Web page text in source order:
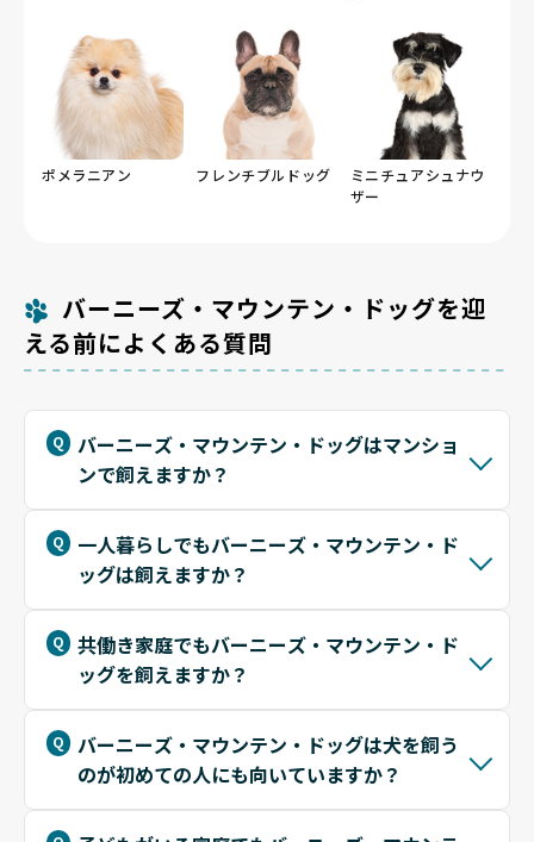
ポメラニアン フレンチブルドッグ
ミニチュアシュナウ
ザー
バーニーズ・マウンテン・ドッグを迎
える前によくある質問
バーニーズ・マウンテン・ドッグはマンショ
ンで飼えますか？
一人暮らしでもバーニーズ・マウンテン・ド
ッグは飼えますか？
共働き家庭でもバーニーズ・マウンテン・ド
ッグを飼えますか？
バーニーズ・マウンテン・ドッグは犬を飼う
のが初めての人にも向いていますか？